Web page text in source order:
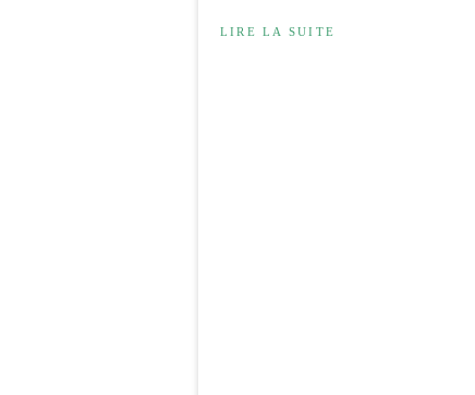
LIRE LA SUITE